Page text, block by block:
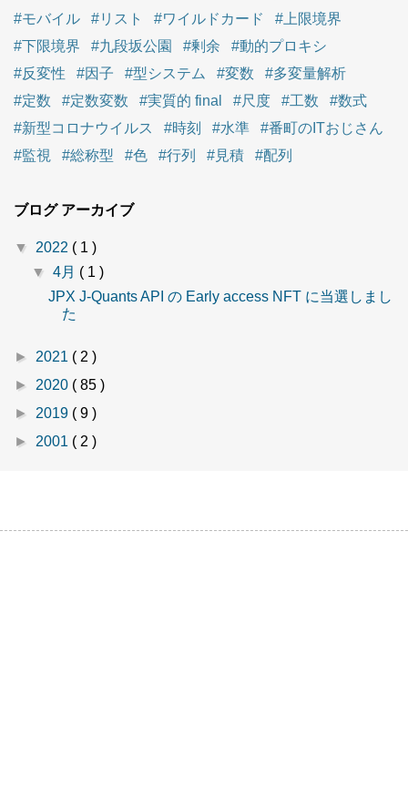
#モバイル
#リスト #ワイルドカード
#上限境界
#下限境界
#九段坂公園 #剰余
#動的プロキシ
#反変性
#因子 #型システム #変数
#多変量解析
#定数
#定数変数 #実質的 final #尺度 #工数
#数式
#新型コロナウイルス
#時刻 #水準
#番町のITおじさん
#監視
#総称型 #色 #行列 #見積 #配列
ブログ アーカイブ
▼ 2022 ( 1 )
▼4月 ( 1 )
JPX J-Quants API の Early access NFT に当選しまし
た
► 2021 ( 2 )
► 2020 ( 85 )
► 2019 ( 9 )
► 2001 ( 2 )